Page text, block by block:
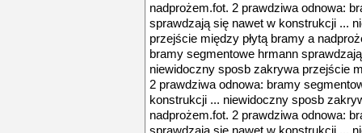
nadprożem.fot. 2 prawdziwa odnowa:
sprawdzają się nawet w konstrukcji ...
przejście między płytą bramy a
bramy segmentowe hrmann
niewidoczny sposb zakrywa przejście
2 prawdziwa odnowa: bramy
konstrukcji ... niewidoczny sposb
nadprożem.fot. 2 prawdziwa odnowa: